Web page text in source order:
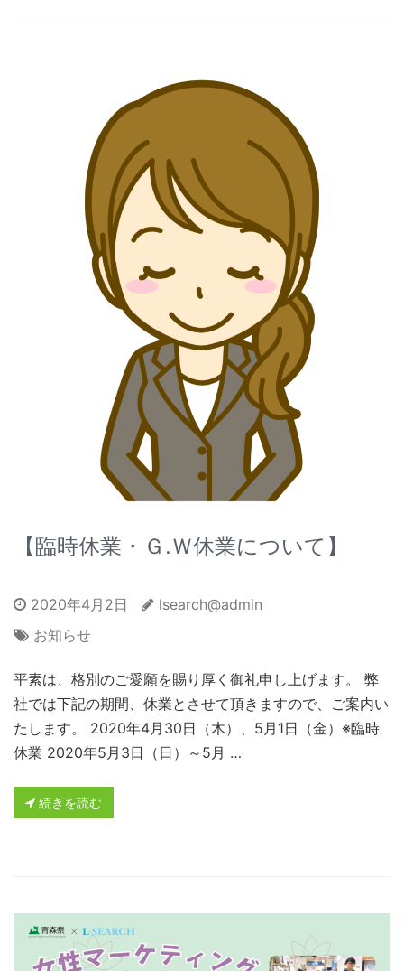
【臨時休業・Ｇ.Ｗ休業について】
2020年4月2日
lsearch@admin
お知らせ
平素は、格別のご愛願を賜り厚く御礼申し上げます。 弊
社では下記の期間、休業とさせて頂きますので、ご案内い
たします。 2020年4月30日（木）、5月1日（金）※臨時
休業 2020年5月3日（日）～5月 …
続きを読む